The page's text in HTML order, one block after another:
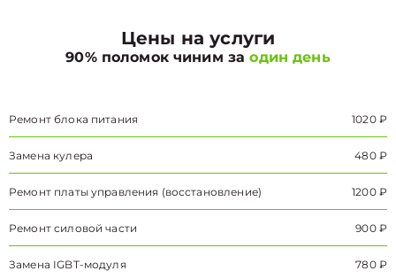
Цены на услуги
90% поломок чиним заодин день
Ремонт блока питания 1020 ₽
Замена кулера 480 ₽
Ремонт платы управления (восстановление) 1200 ₽
Ремонт силовой части 900 ₽
Замена IGBT-модуля 780 ₽